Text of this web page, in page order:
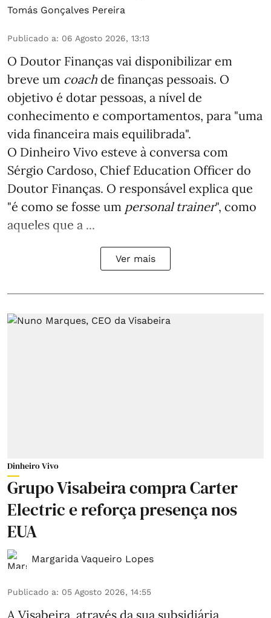
Tomás Gonçalves Pereira
Publicado a: 06 Agosto 2026, 13:13
O Doutor Finanças vai disponibilizar em
breve um coach de finanças pessoais. O
objetivo é dotar pessoas, a nível de
conhecimento e comportamentos, para "uma
vida financeira mais equilibrada".
O Dinheiro Vivo esteve à conversa com
Sérgio Cardoso, Chief Education Officer do
Doutor Finanças. O responsável explica que
"é como se fosse um personal trainer", como
aqueles que a ...
Ver mais
Dinheiro Vivo
Grupo Visabeira compra Carter
Electric e reforça presença nos
EUA
Margarida Vaqueiro Lopes
Publicado a: 05 Agosto 2026, 14:55
A Visabeira, através da sua subsidiária